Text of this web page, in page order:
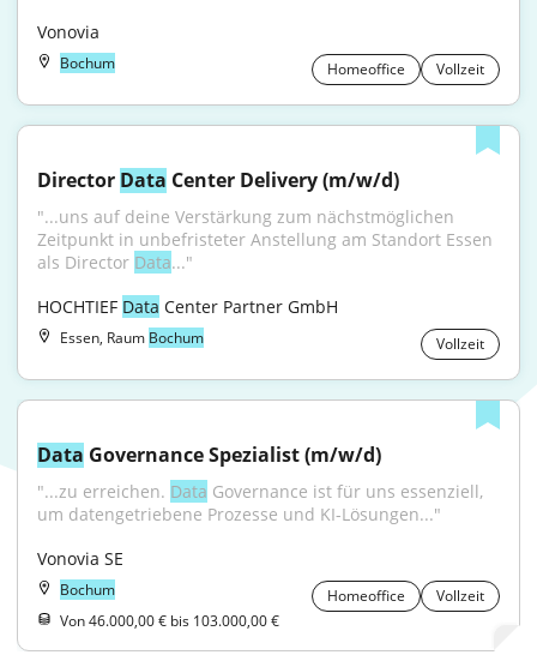
Vonovia
Bochum Homeoffice Vollzeit
Director Data Center Delivery (m/w/d)
"...uns auf deine Verstärkung zum nächstmöglichen
Zeitpunkt in unbefristeter Anstellung am Standort Essen
als Director Data..."
HOCHTIEF Data Center Partner GmbH
Essen, Raum Bochum Vollzeit
Data Governance Spezialist (m/w/d)
"...zu erreichen. Data Governance ist für uns essenziell,
um datengetriebene Prozesse und KI-Lösungen..."
Vonovia SE
Bochum Homeoffice
Vollzeit
Von 46.000,00 € bis 103.000,00 €